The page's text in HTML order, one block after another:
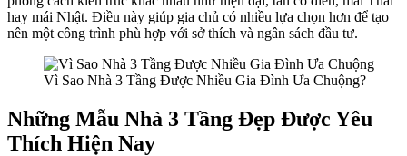
hay mái Nhật. Điều này giúp gia chủ có nhiều lựa chọn hơn để tạo
nên một công trình phù hợp với sở thích và ngân sách đầu tư.
Vì Sao Nhà 3 Tầng Được Nhiều Gia Đình Ưa Chuộng?
Những Mẫu Nhà 3 Tầng Đẹp Được Yêu
Thích Hiện Nay